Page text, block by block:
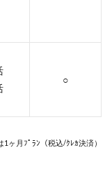
○
ヶ月ﾌﾟﾗﾝ（税込/ｸﾚｶ決済）